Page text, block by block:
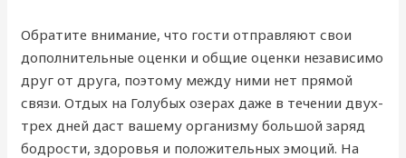
Обратите внимание, что гости отправляют свои
дополнительные оценки и общие оценки независимо
друг от друга, поэтому между ними нет прямой
связи. Отдых на Голубых озерах даже в течении двух-
трех дней даст вашему организму большой заряд
бодрости, здоровья и положительных эмоций. На